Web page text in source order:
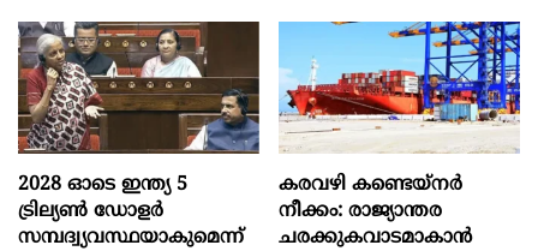
2028 ഓടെ ഇന്ത്യ 5
ട്രില്യണ്‍ ഡോളര്‍
സമ്പദ്വ്യവസ്ഥയാകുമെന്ന്
കരവഴി കണ്ടെയ്നർ
നീക്കം: രാജ്യാന്തര
ചരക്കുകവാടമാകാൻ